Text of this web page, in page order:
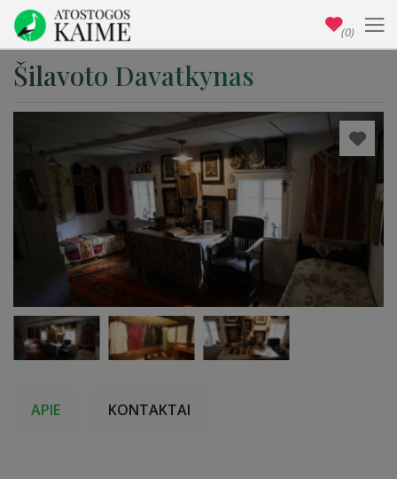
Šilavoto Davatkynas
APIE KONTAKTAI
(0)